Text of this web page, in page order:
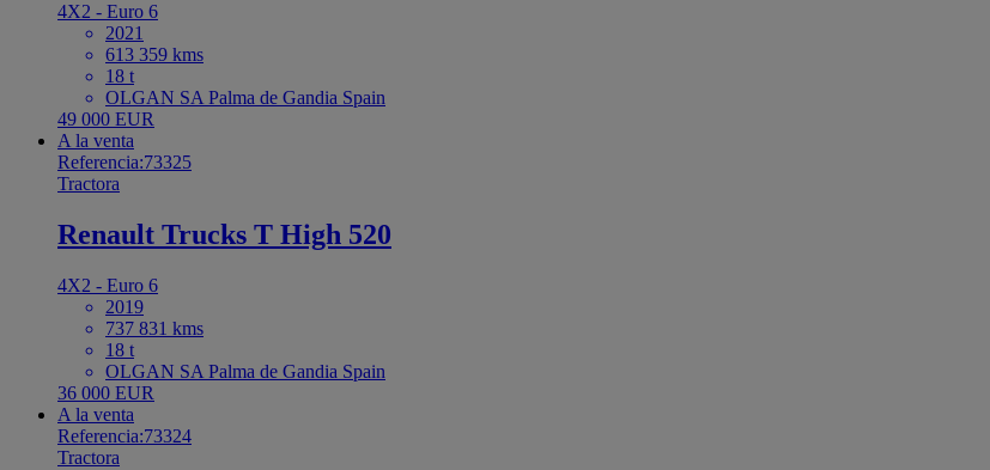
4X2 - Euro 6
2021
613 359 kms
18 t
OLGAN SA Palma de Gandia Spain
49 000 EUR
A la venta
Referencia:73325
Tractora
Renault Trucks T High 520
4X2 - Euro 6
2019
737 831 kms
18 t
OLGAN SA Palma de Gandia Spain
36 000 EUR
A la venta
Referencia:73324
Tractora